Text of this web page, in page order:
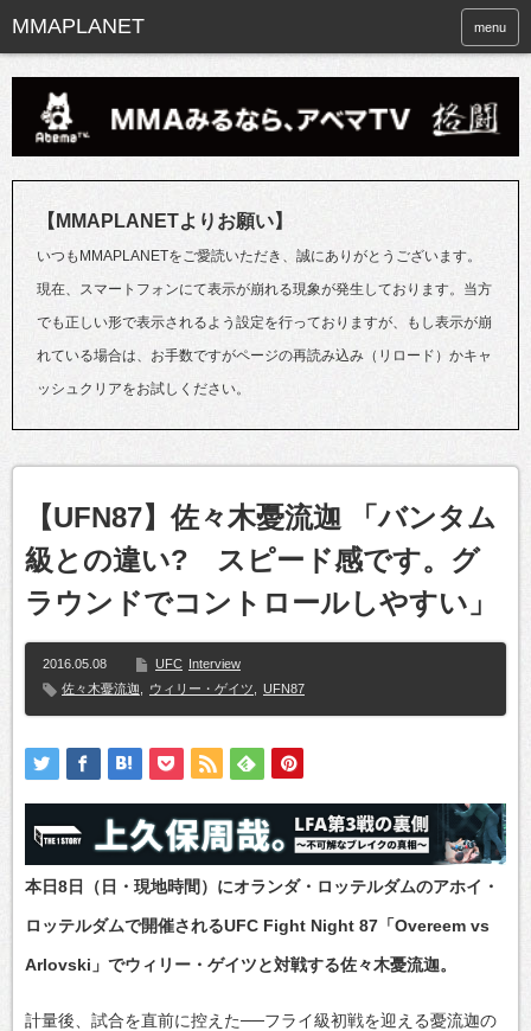
menu
【MMAPLANETよりお願い】
いつもMMAPLANETをご愛読いただき、誠にありがとうございます。
現在、スマートフォンにて表示が崩れる現象が発生しております。当方
でも正しい形で表示されるよう設定を行っておりますが、もし表示が崩
れている場合は、お手数ですがページの再読み込み（リロード）かキャ
ッシュクリアをお試しください。
【UFN87】佐々木憂流迦 「バンタム
級との違い? スピード感です。グ
ラウンドでコントロールしやすい」
2016.05.08 UFC Interview
佐々木憂流迦
ウィリー・ゲイツ UFN87
本日8日（日・現地時間）にオランダ・ロッテルダムのアホイ・
ロッテルダムで開催されるUFC Fight Night 87「Overeem vs
Arlovski」でウィリー・ゲイツと対戦する佐々木憂流迦。
計量後、試合を直前に控えた──フライ級初戦を迎える憂流迦の